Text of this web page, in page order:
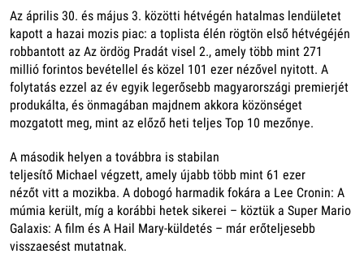
Az április 30. és május 3. közötti hétvégén hatalmas lendületet
kapott a hazai mozis piac: a toplista élén rögtön első hétvégéjén
robbantott az Az ördög Pradát visel 2., amely több mint 271
millió forintos bevétellel és közel 101 ezer nézővel nyitott. A
folytatás ezzel az év egyik legerősebb magyarországi premierjét
produkálta, és önmagában majdnem akkora közönséget
mozgatott meg, mint az előző heti teljes Top 10 mezőnye.
A második helyen a továbbra is stabilan
teljesítő Michael végzett, amely újabb több mint 61 ezer
nézőt vitt a mozikba. A dobogó harmadik fokára a Lee Cronin: A
múmia került, míg a korábbi hetek sikerei – köztük a Super Mario
Galaxis: A film és A Hail Mary-küldetés – már erőteljesebb
visszaesést mutatnak.